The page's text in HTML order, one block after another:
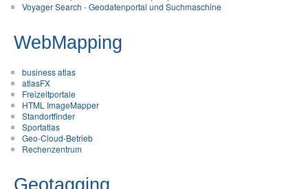
Voyager Search - Geodatenportal und Suchmaschine
WebMapping
business atlas
atlasFX
Freizeitportale
HTML ImageMapper
Standortfinder
Sportatlas
Geo-Cloud-Betrieb
Rechenzentrum
Geotagging